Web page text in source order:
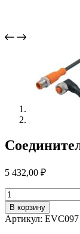
5 432,00 ₽
Количество
товара
Соединительный
кабель
В корзину
Артикул: EVC097